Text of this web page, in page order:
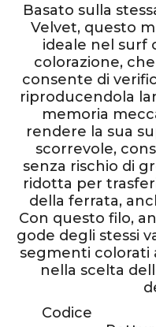
Basato sulla
Velvet, questo
ideale nel surf
colorazione,
consente di
riproducendola
memoria
rendere la sua
scorrevole,
senza rischio di
ridotta per
della ferrata,
Con questo filo,
gode degli stessi
segmenti colorati
nella scelta
Codice